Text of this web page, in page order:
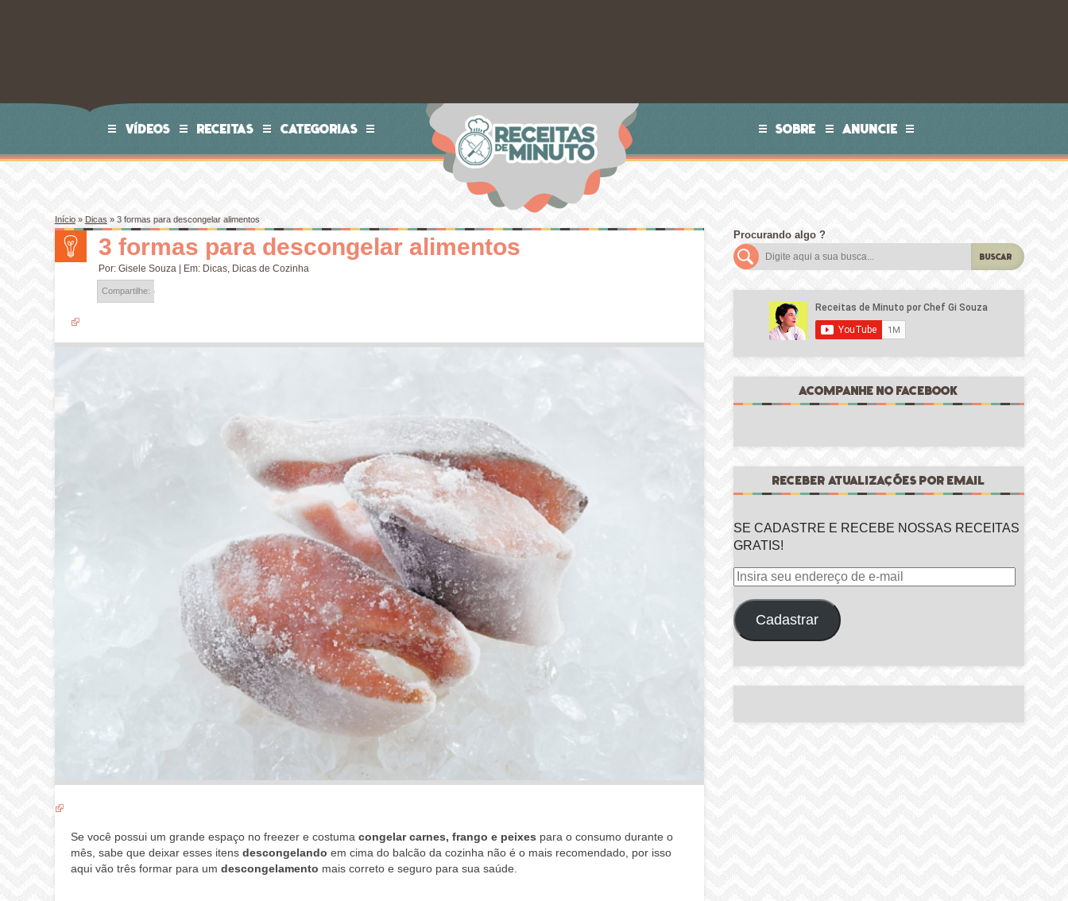
VÍDEOS RECEITAS CATEGORIAS SOBRE ANUNCIE
Início» Dicas»3 formas para descongelar alimentos
3 formas para descongelar alimentos
Por: Gisele Souza| Em: Dicas, Dicas de Cozinha
Compartilhe:
Se você possui um grande espaço no freezer e costuma congelar carnes, frango e peixespara o consumo durante o
mês, sabe que deixar esses itensdescongelando em cima do balcão da cozinha não é o mais recomendado, por isso
aqui vão três formar para um descongelamento mais correto e seguro para sua saúde.
Procurando algo ?
BUSCAR
ACOMPANHE NO FACEBOOK
RECEBER ATUALIZAÇÕES POR EMAIL
SE CADASTRE E RECEBE NOSSAS RECEITAS
GRATIS!
Insira
endereço
de
Cadastrar